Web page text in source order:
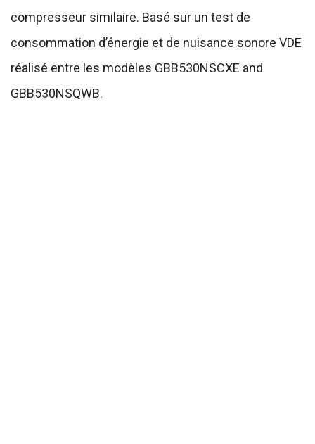
compresseur similaire. Basé sur un test de
consommation d’énergie et de nuisance sonore VDE
réalisé entre les modèles GBB530NSCXE and
GBB530NSQWB.